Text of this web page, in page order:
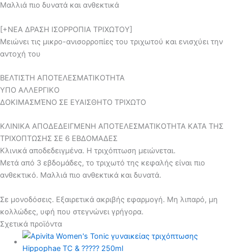
Μαλλιά πιο δυνατά και ανθεκτικά
[+ΝΕΑ ΔΡΑΣΗ ΙΣΟΡΡΟΠΙΑ ΤΡΙΧΩΤΟΥ]
Μειώνει τις μικρο-ανισορροπίες του τριχωτού και ενισχύει την
αντοχή του
ΒΕΛΤΙΣΤΗ ΑΠΟΤΕΛΕΣΜΑΤΙΚΟΤΗΤΑ
ΥΠΟ ΑΛΛΕΡΓΙΚΟ
ΔΟΚΙΜΑΣΜΈΝΟ ΣΕ ΕΥΑΙΣΘΗΤΟ ΤΡΙΧΩΤΟ
ΚΛΙΝΙΚΑ ΑΠΟΔΕΔΕΙΓΜΕΝΗ ΑΠΟΤΕΛΕΣΜΑΤΙΚΟΤΗΤΑ ΚΑΤΑ ΤΗΣ
ΤΡΙΧΟΠΤΩΣΗΣ ΣΕ 6 ΕΒΔΟΜΑΔΕΣ
Κλινικά αποδεδειγμένα. Η τριχόπτωση μειώνεται.
Μετά από 3 εβδομάδες, το τριχωτό της κεφαλής είναι πιο
ανθεκτικό. Μαλλιά πιο ανθεκτικά και δυνατά.
Σε μονοδόσεις. Εξαιρετικά ακριβής εφαρμογή. Μη λιπαρό, μη
κολλώδες, υφή που στεγνώνει γρήγορα.
Σχετικά προϊόντα